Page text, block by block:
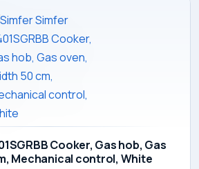
Cooker, Gas hob, Gas
Mechanical control, White